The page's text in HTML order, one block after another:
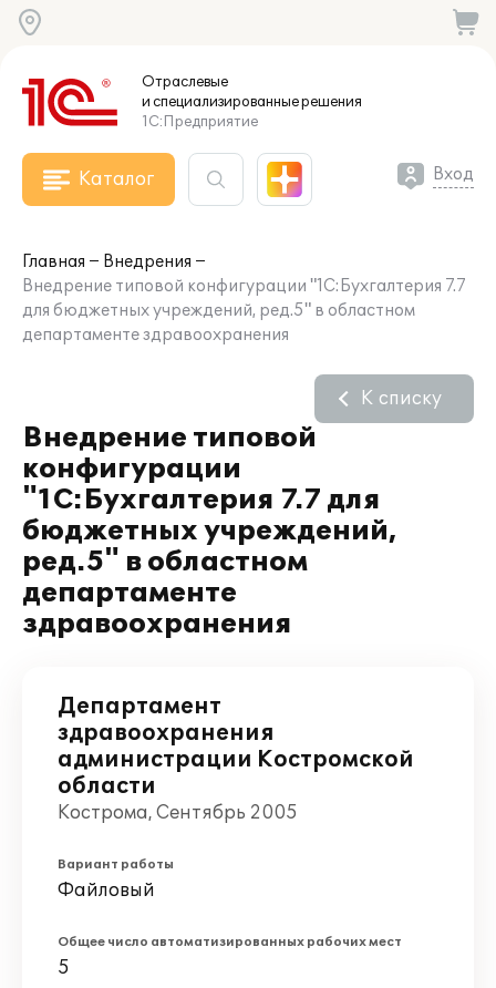
Отраслевые
и специализированныерешения
1С:Предприятие
Каталог Вход
Главная
Внедрения
Внедрение типовой конфигурации "1С:Бухгалтерия 7.7
для бюджетных учреждений, ред.5" в областном
департаменте здравоохранения
Внедрение типовой
конфигурации
"1С:Бухгалтерия 7.7 для
бюджетных учреждений,
ред.5" в областном
департаменте
здравоохранения
К списку
Департамент
здравоохранения
администрации Костромской
области
Кострома, Сентябрь 2005
Вариант работы
Файловый
Общее число автоматизированных рабочих мест
5